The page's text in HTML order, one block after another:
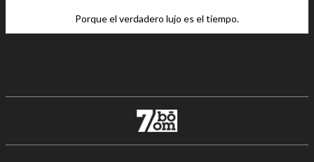
Porque el verdadero lujo es el tiempo.